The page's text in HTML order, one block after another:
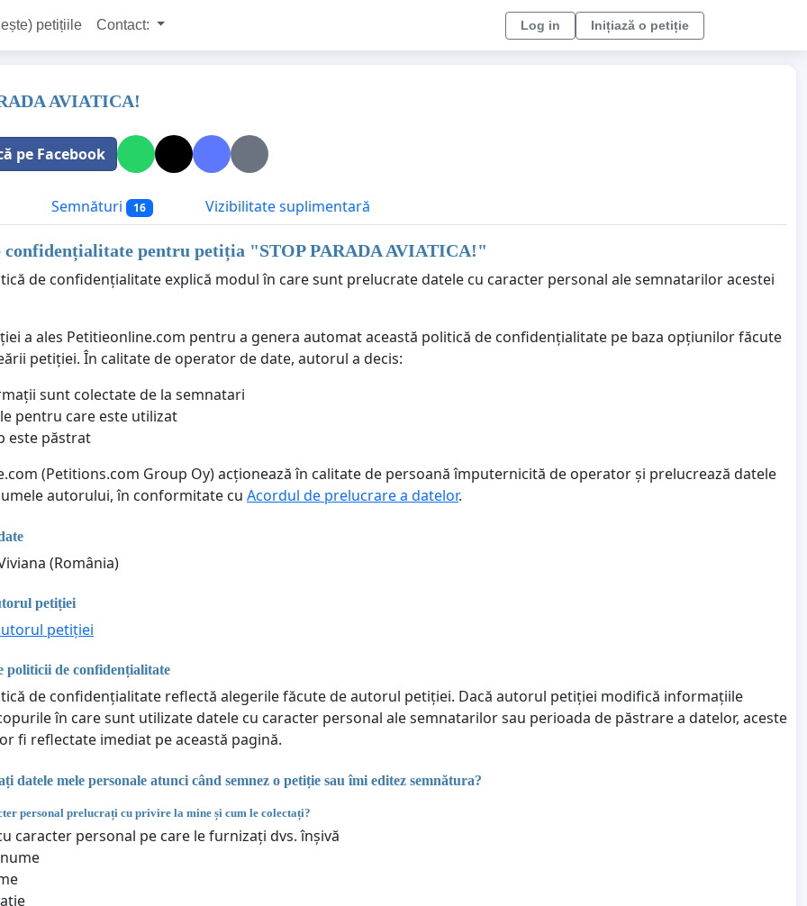
petițiile Contact: Log in Inițiază o petiție
AVIATICA!
pe Facebook
Semnături 16 Vizibilitate suplimentară
confidențialitate pentru petiția "STOP PARADA AVIATICA!"
de confidențialitate explică modul în care sunt prelucrate datele cu caracter personal ale semnatarilor acestei
a ales Petitieonline.com pentru a genera automat această politică de confidențialitate pe baza opțiunilor făcute
petiției. În calitate de operator de date, autorul a decis:
sunt colectate de la semnatari
pentru care este utilizat
este păstrat
(Petitions.com Group Oy) acționează în calitate de persoană împuternicită de operator și prelucrează datele
autorului, în conformitate cu Acordul de prelucrare a datelor.
(România)
petiției
petiției
politicii de confidențialitate
de confidențialitate reflectă alegerile făcute de autorul petiției. Dacă autorul petiției modifică informațiile
în care sunt utilizate datele cu caracter personal ale semnatarilor sau perioada de păstrare a datelor, aceste
fi reflectate imediat pe această pagină.
datele mele personale atunci când semnez o petiție sau îmi editez semnătura?
personal prelucrați cu privire la mine și cum le colectați?
caracter personal pe care le furnizați dvs. înșivă